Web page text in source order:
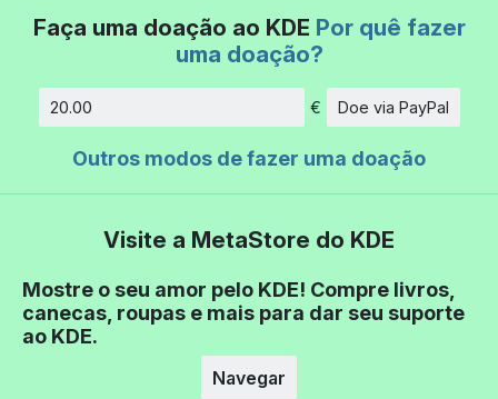
Faça uma doação ao KDE Por quê fazer
uma doação?
Quantidade
€ Doe via PayPal
Outros modos de fazer uma doação
Visite a MetaStore do KDE
Mostre o seu amor pelo KDE! Compre livros,
canecas, roupas e mais para dar seu suporte
ao KDE.
Navegar